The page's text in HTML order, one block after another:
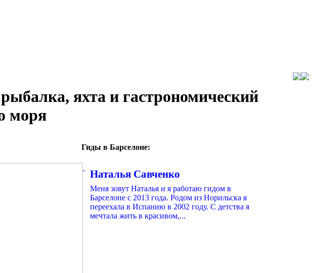
яхта и гастрономический
моря
Гиды в Барселоне:
Наталья Савченко
Меня зовут Наталья и я работаю гидом в
Барселоне с 2013 года. Родом из Норильска я
переехала в Испанию в 2002 году. С детства я
мечтала жить в красивом,...